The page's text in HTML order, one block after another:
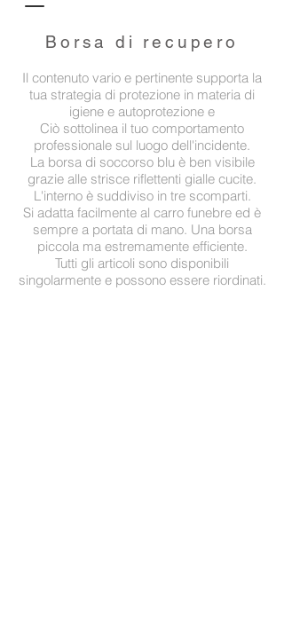
Borsa di recupero
Il contenuto vario e pertinente supporta la
tua strategia di protezione in materia di
igiene e autoprotezione e
Ciò sottolinea il tuo comportamento
professionale sul luogo dell'incidente.
La borsa di soccorso blu è ben visibile
grazie alle strisce riflettenti gialle cucite.
L'interno è suddiviso in tre scomparti.
Si adatta facilmente al carro funebre ed è
sempre a portata di mano. Una borsa
piccola ma estremamente efficiente.
Tutti gli articoli sono disponibili
singolarmente e possono essere riordinati.